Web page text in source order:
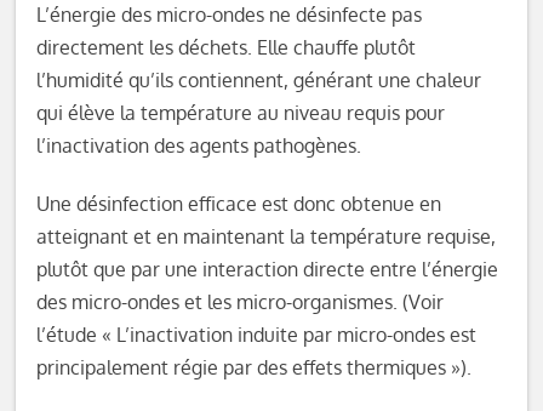
L’énergie des micro-ondes ne désinfecte pas
directement les déchets. Elle chauffe plutôt
l’humidité qu’ils contiennent, générant une chaleur
qui élève la température au niveau requis pour
l’inactivation des agents pathogènes.
Une désinfection efficace est donc obtenue en
atteignant et en maintenant la température requise,
plutôt que par une interaction directe entre l’énergie
des micro-ondes et les micro-organismes. (Voir
l’étude « L’inactivation induite par micro-ondes est
principalement régie par des effets thermiques »).